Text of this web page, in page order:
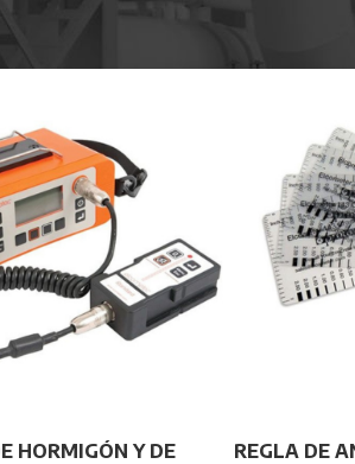
HORMIGÓN Y DE
REGLA DE